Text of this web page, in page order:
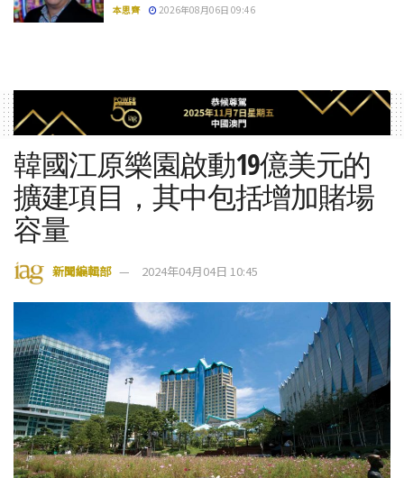
本思齊 2026年08月06日 09:46
韓國江原樂園啟動19億美元的
擴建項目，其中包括增加賭場
容量
新聞編輯部 2024年04月04日 10:45